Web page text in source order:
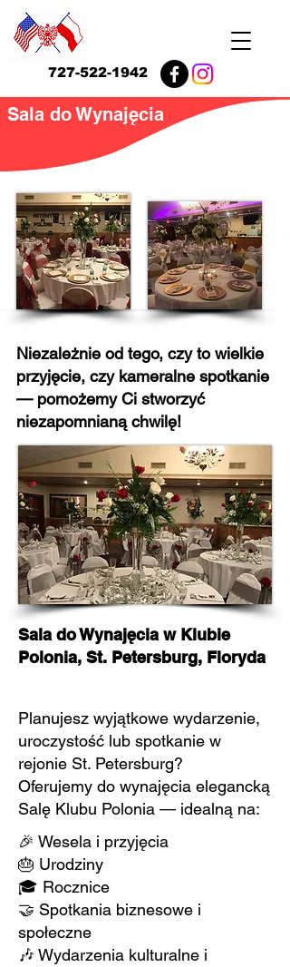
727-522-1942
Sala do Wynajęcia
Niezależnie od tego, czy to wielkie
przyjęcie, czy kameralne spotkanie
— pomożemy Ci stworzyć
niezapomnianą chwilę!
Sala do Wynajęcia w Klubie
Polonia, St. Petersburg, Floryda
Planujesz wyjątkowe wydarzenie,
uroczystość lub spotkanie w
rejonie St. Petersburg?
Oferujemy do wynajęcia elegancką
Salę Klubu Polonia — idealną na:
🎉 Wesela i przyjęcia
🎂 Urodziny
🎓 Rocznice
🤝 Spotkania biznesowe i
społeczne
🎶 Wydarzenia kulturalne i